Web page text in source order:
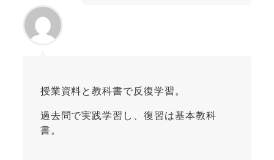
授業資料と教科書で反復学習。
過去問で実践学習し、復習は基本教科
書。